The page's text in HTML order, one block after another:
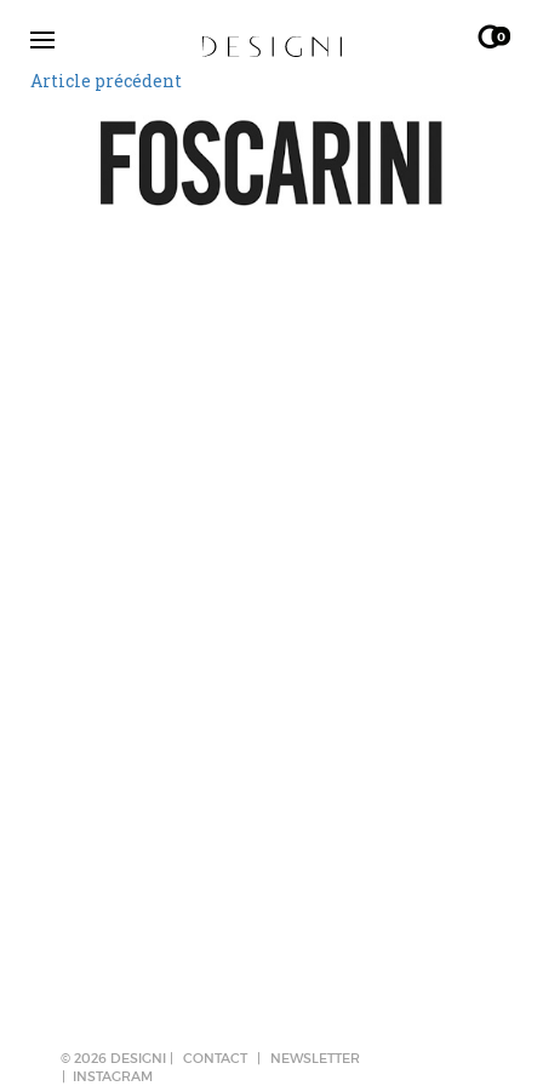
0
Article précédent
© 2026 DESIGNI | CONTACT
NEWSLETTER
INSTAGRAM